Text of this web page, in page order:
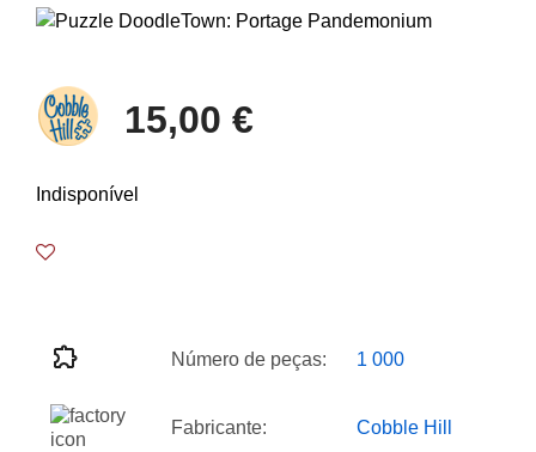
15,00 €
Indisponível
Número de peças: 1 000
Fabricante: Cobble Hill